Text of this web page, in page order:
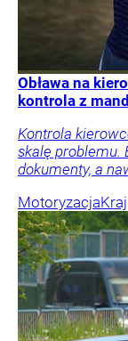
Obława na
kontrola z
Kontrola
skalę problemu.
dokumenty, a
MotoryzacjaKraj